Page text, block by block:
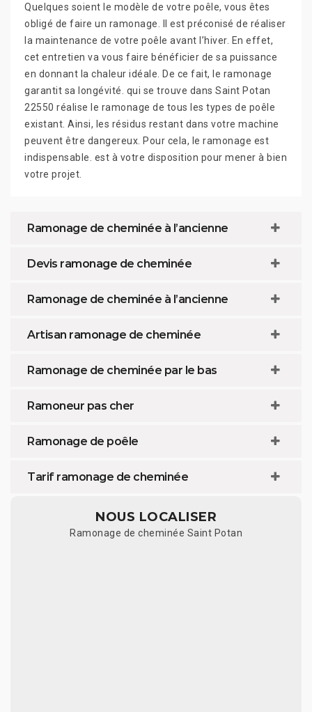
Quelques soient le modèle de votre poêle, vous êtes
obligé de faire un ramonage. Il est préconisé de réaliser
la maintenance de votre poêle avant l’hiver. En effet,
cet entretien va vous faire bénéficier de sa puissance
en donnant la chaleur idéale. De ce fait, le ramonage
garantit sa longévité. qui se trouve dans Saint Potan
22550 réalise le ramonage de tous les types de poêle
existant. Ainsi, les résidus restant dans votre machine
peuvent être dangereux. Pour cela, le ramonage est
indispensable. est à votre disposition pour mener à bien
votre projet.
Ramonage de cheminée à l’ancienne
Devis ramonage de cheminée
Ramonage de cheminée à l’ancienne
Artisan ramonage de cheminée
Ramonage de cheminée par le bas
Ramoneur pas cher
Ramonage de poêle
Tarif ramonage de cheminée
NOUS LOCALISER
Ramonage de cheminée Saint Potan